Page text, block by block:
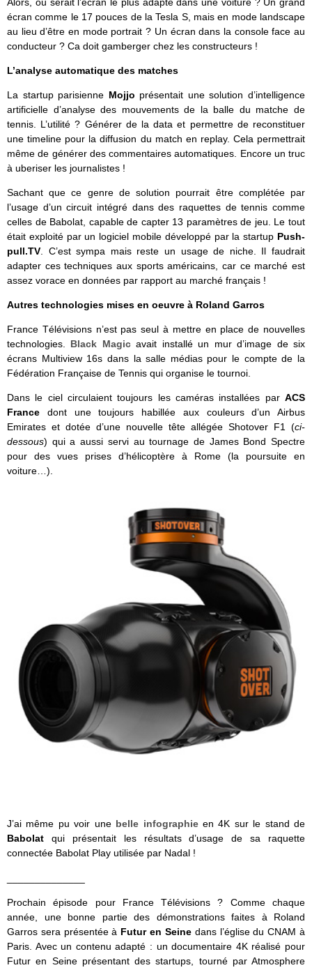
écran comme le 17 pouces de la Tesla S, mais en mode landscape
au lieu d’être en mode portrait ? Un écran dans la console face au
conducteur ? Ca doit gamberger chez les constructeurs !
L’analyse automatique des matches
La startup parisienne Mojjo présentait une solution d’intelligence
artificielle d’analyse des mouvements de la balle du matche de
tennis. L’utilité ? Générer de la data et permettre de reconstituer
une timeline pour la diffusion du match en replay. Cela permettrait
même de générer des commentaires automatiques. Encore un truc
à uberiser les journalistes !
Sachant que ce genre de solution pourrait être complétée par
l’usage d’un circuit intégré dans des raquettes de tennis comme
celles de Babolat, capable de capter 13 paramètres de jeu. Le tout
était exploité par un logiciel mobile développé par la startup Push-
pull.TV . C’est sympa mais reste un usage de niche. Il faudrait
adapter ces techniques aux sports américains, car ce marché est
assez vorace en données par rapport au marché français !
Autres technologies mises en oeuvre à Roland Garros
France Télévisions n’est pas seul à mettre en place de nouvelles
technologies. Black Magicavait installé un mur d’image de six
écrans Multiview 16s dans la salle médias pour le compte de la
Fédération Française de Tennis qui organise le tournoi.
Dans le ciel circulaient toujours les caméras installées par ACS
France dont une toujours habillée aux couleurs d’un Airbus
Emirates et dotée d’une nouvelle tête allégée Shotover F1 (ci-
dessous) qui a aussi servi au tournage de James Bond Spectre
pour des vues prises d’hélicoptère à Rome (la poursuite en
voiture…).
J’ai même pu voir une belle infographieen 4K sur le stand de
Babolat qui présentait les résultats d’usage de sa raquette
connectée Babolat Play utilisée par Nadal !
Prochain épisode pour France Télévisions ? Comme chaque
année, une bonne partie des démonstrations faites à Roland
Garros sera présentée à Futur en Seinedans l’église du CNAM à
Paris. Avec un contenu adapté : un documentaire 4K réalisé pour
Futur en Seine présentant des startups, tourné par Atmosphere